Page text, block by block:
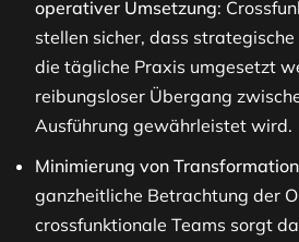
operativer Umsetzung:
stellen sicher, dass
die tägliche Praxis umgesetzt
reibungsloser Übergang
Ausführung gewährleistet wird.
Minimierung von
ganzheitliche Betrachtung der
crossfunktionale Teams sorgt